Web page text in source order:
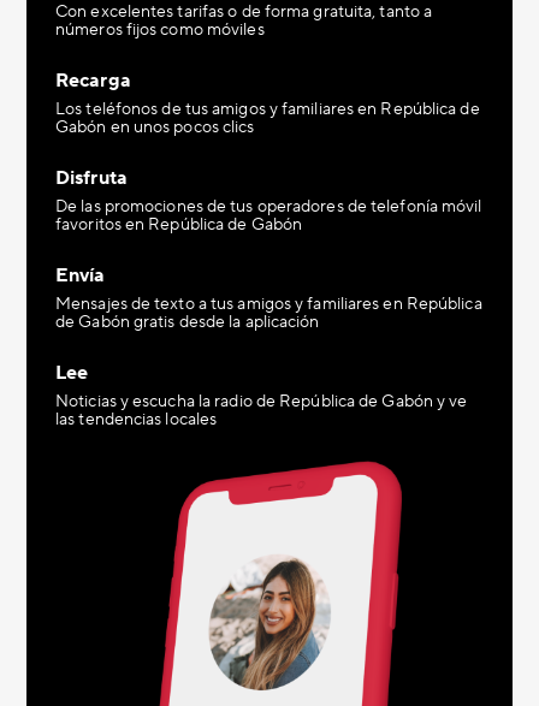
Con excelentes tarifas o de forma gratuita, tanto a
números fijos como móviles
Recarga
Los teléfonos de tus amigos y familiares en República de
Gabón en unos pocos clics
Disfruta
De las promociones de tus operadores de telefonía móvil
favoritos en República de Gabón
Envía
Mensajes de texto a tus amigos y familiares en República
de Gabón gratis desde la aplicación
Lee
Noticias y escucha la radio de República de Gabón y ve
las tendencias locales